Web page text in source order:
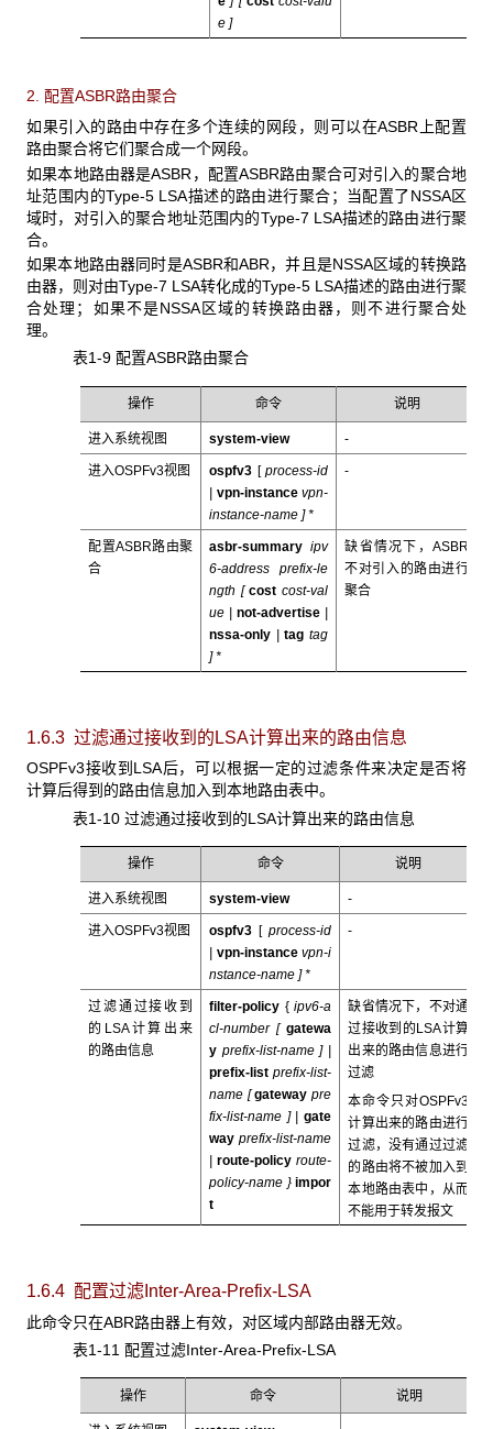
e ]
2. 配置ASBR路由聚合
如果引入的路由中存在多个连续的网段，则可以在ASBR上配置
路由聚合将它们聚合成一个网段。
如果本地路由器是ASBR，配置ASBR路由聚合可对引入的聚合地
址范围内的Type-5 LSA描述的路由进行聚合；当配置了NSSA区
域时，对引入的聚合地址范围内的Type-7 LSA描述的路由进行聚
合。
如果本地路由器同时是ASBR和ABR，并且是NSSA区域的转换路
由器，则对由Type-7 LSA转化成的Type-5 LSA描述的路由进行聚
合处理；如果不是NSSA区域的转换路由器，则不进行聚合处
理。
表1-9 配置ASBR路由聚合
操作 命令 说明
进入系统视图 system-view -
进入OSPFv3视图 ospfv3 [ process-id
vpn-instance vpn-
instance-name] *
-
配置ASBR路由聚
合
asbr-summary ipv
6-address prefix-le
ngth [cost cost-val
ue |not-advertise
nssa-only |tag tag
] *
缺省情况下，ASBR
不对引入的路由进行
聚合
1.6.3 过滤通过接收到的LSA计算出来的路由信息
OSPFv3接收到LSA后，可以根据一定的过滤条件来决定是否将
计算后得到的路由信息加入到本地路由表中。
表1-10 过滤通过接收到的LSA计算出来的路由信息
操作 命令 说明
进入系统视图 system-view -
进入OSPFv3视图 ospfv3 [ process-id
vpn-instance vpn-i
nstance-name] *
-
过滤通过接收到
的LSA计算出来
的路由信息
filter-policy { ipv6-a
cl-number[ gatewa
y prefix-list-name] |
prefix-list prefix-list-
name [gateway pre
fix-list-name ] | gate
way prefix-list-name
|route-policy route-
policy-name } impor
t
缺省情况下，不对通
过接收到的LSA计算
出来的路由信息进行
过滤
本命令只对OSPFv3
计算出来的路由进行
过滤，没有通过过滤
的路由将不被加入到
本地路由表中，从而
不能用于转发报文
1.6.4 配置过滤Inter-Area-Prefix-LSA
此命令只在ABR路由器上有效，对区域内部路由器无效。
表1-11 配置过滤Inter-Area-Prefix-LSA
操作 命令 说明